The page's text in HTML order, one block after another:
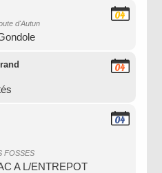
d'Autun
04
04
FOSSES
A L/ENTREPOT
04